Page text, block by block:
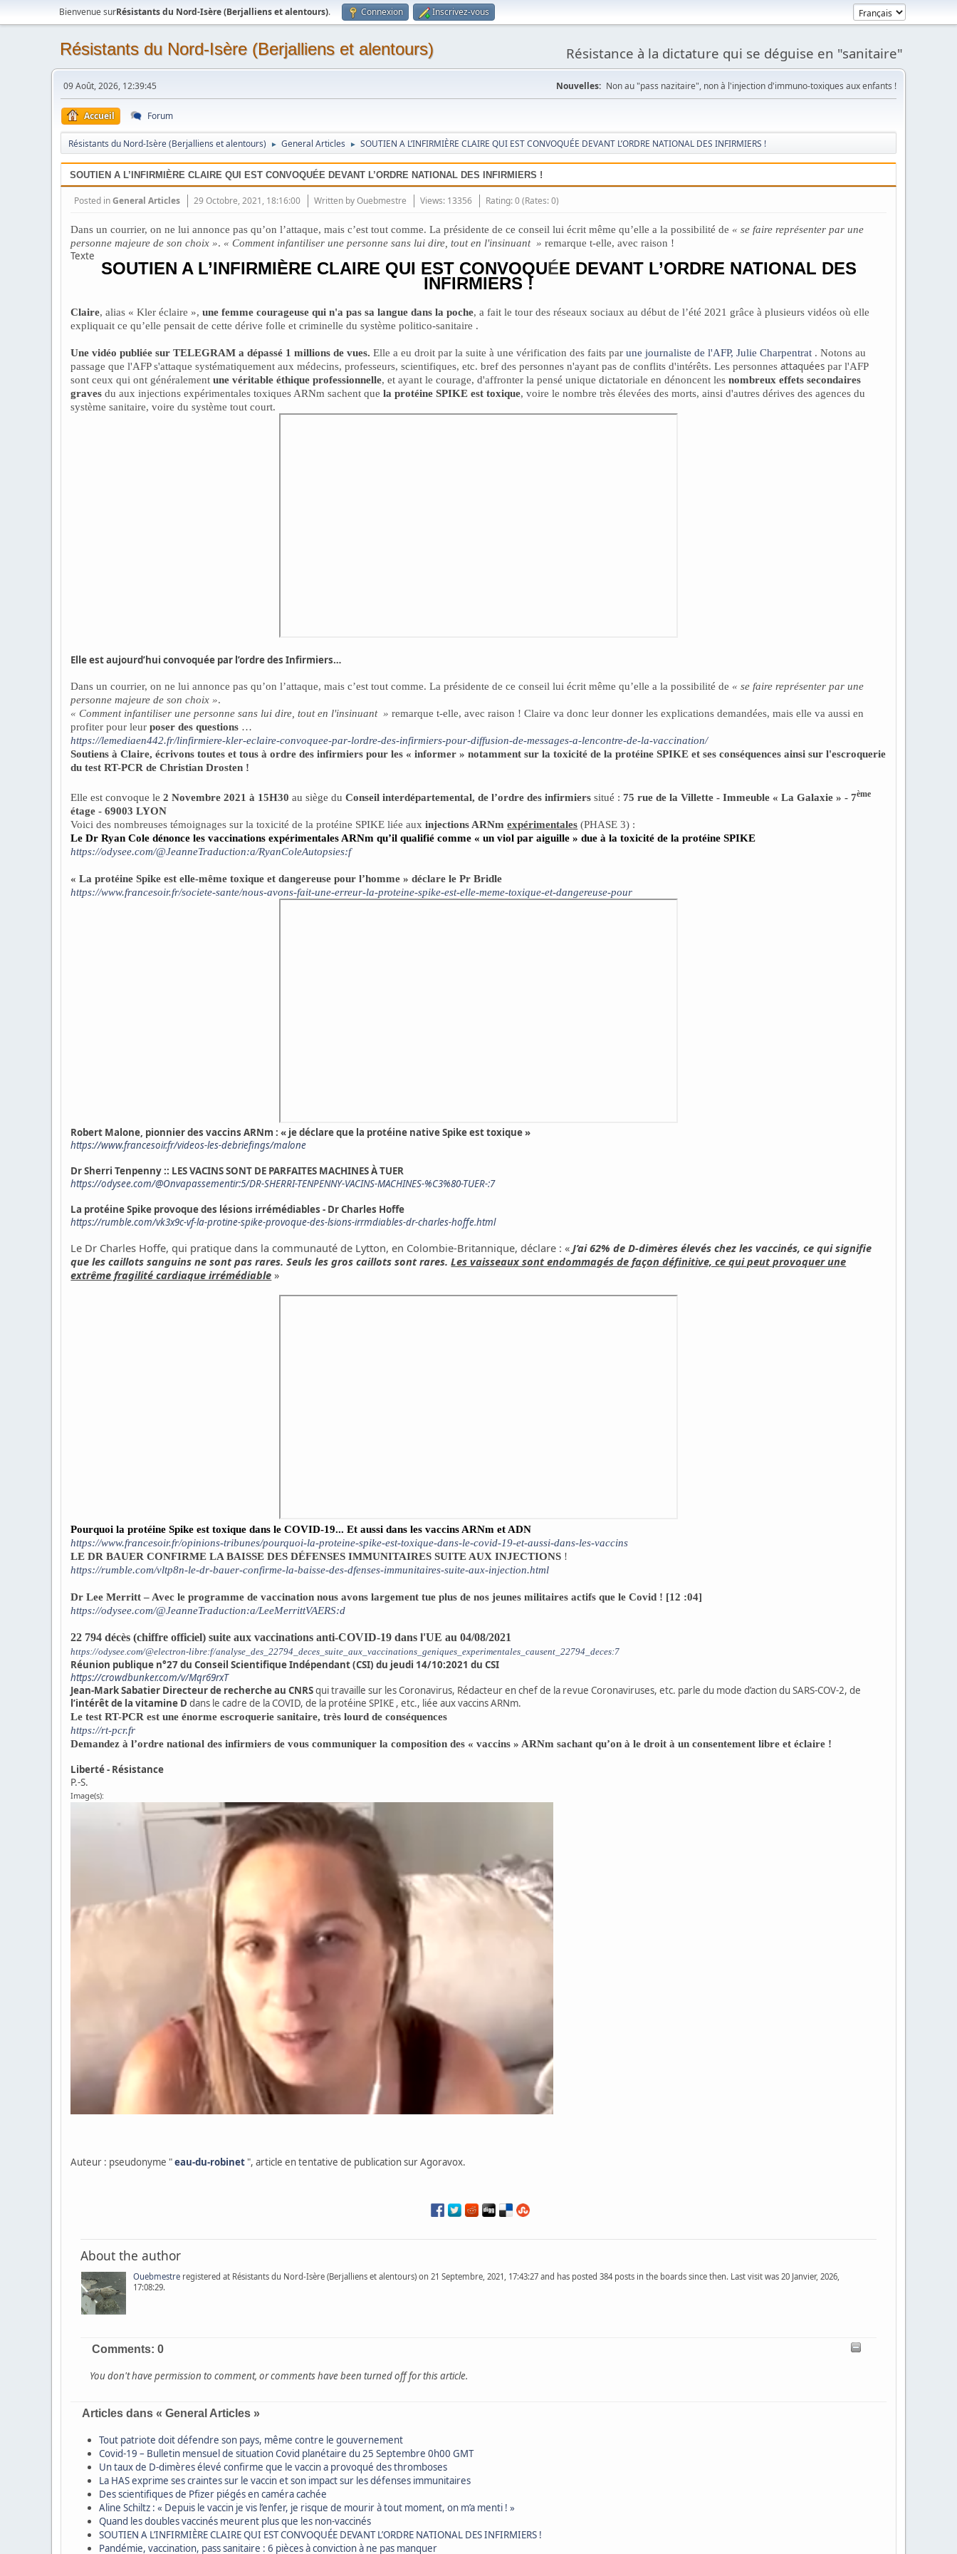
Bienvenue surRésistants du Nord-Isère (Berjalliens et alentours). Connexion Inscrivez-vous
Résistants du Nord-Isère (Berjalliens et alentours) Résistance à la dictature qui se déguise en "sanitaire"
09 Août, 2026, 12:39:45 Nouvelles: Non au "pass nazitaire", non à l'injection d'immuno-toxiques aux enfants !
Accueil Forum
Résistants du Nord-Isère (Berjalliens et alentours) ► General Articles ► SOUTIEN A L’INFIRMIÈRE CLAIRE QUI EST CONVOQUÉE DEVANT L’ORDRE NATIONAL DES INFIRMIERS !
SOUTIEN A L’INFIRMIÈRE CLAIRE QUI EST CONVOQUÉE DEVANT L’ORDRE NATIONAL DES INFIRMIERS !
Posted inGeneral Articles 29 Octobre, 2021, 18:16:00 Written byOuebmestre Views: 13356 Rating: 0 (Rates: 0)
Dans un courrier, on ne lui annonce pas qu’on l’attaque, mais c’est tout comme. La présidente de ce conseil lui écrit même qu’elle a la possibilité de « se faire représenter par une
personne majeure de son choix ». « Comment infantiliser une personne sans lui dire, tout en l'insinuant » remarque t-elle, avec raison !
Texte
SOUTIEN A L’INFIRMIÈRE CLAIRE QUI EST CONVOQUÉE DEVANT L’ORDRE NATIONAL DES
INFIRMIERS !
Claire, alias « Kler éclaire »,une femme courageuse qui n'a pas sa langue dans la poche, a fait le tour des réseaux sociaux au début de l’été 2021 grâce à plusieurs vidéos où elle
expliquait ce qu’elle pensait de cette dérive folle et criminelle du système politico-sanitaire .
Une vidéo publiée sur TELEGRAM a dépassé 1 millions de vues. Elle a eu droit par la suite à une vérification des faits parune journaliste de l'AFP, Julie Charpentrat . Notons au
passage que l'AFP s'attaque systématiquement aux médecins, professeurs, scientifiques, etc. bref des personnes n'ayant pas de conflits d'intérêts. Les personnesattaquées par l'AFP
sont ceux qui ont généralementune véritable éthique professionnelle, et ayant le courage, d'affronter la pensé unique dictatoriale en dénoncent lesnombreux effets secondaires
graves du aux injections expérimentales toxiques ARNm sachent quela protéine SPIKE est toxique, voire le nombre très élevées des morts, ainsi d'autres dérives des agences du
système sanitaire, voire du système tout court.
Elle est aujourd’hui convoquée par l’ordre des Infirmiers…
Dans un courrier, on ne lui annonce pas qu’on l’attaque, mais c’est tout comme. La présidente de ce conseil lui écrit même qu’elle a la possibilité de « se faire représenter par une
personne majeure de son choix ».
« Comment infantiliser une personne sans lui dire, tout en l'insinuant » remarque t-elle, avec raison ! Claire va donc leur donner les explications demandées, mais elle va aussi en
profiter pour leurposer des questions …
https://lemediaen442.fr/linfirmiere-kler-eclaire-convoquee-par-lordre-des-infirmiers-pour-diffusion-de-messages-a-lencontre-de-la-vaccination/
Soutiens à Claire, écrivons toutes et tous à ordre des infirmiers pour les « informer » notamment sur la toxicité de la protéine SPIKE et ses conséquences ainsi sur l'escroquerie
du test RT-PCR de Christian Drosten !
Elle est convoque le2 Novembre 2021 à 15H30 au siège duConseil interdépartemental, de l’ordre des infirmiers situé : 75 rue de la Villette - Immeuble « La Galaxie » - 7ème
étage - 69003 LYON
Voici des nombreuses témoignages sur la toxicité de la protéine SPIKE liée auxinjections ARNm expérimentales (PHASE 3) :
Le Dr Ryan Cole dénonce les vaccinations expérimentales ARNm qu’il qualifié comme « un viol par aiguille » due à la toxicité de la protéine SPIKE
https://odysee.com/@JeanneTraduction:a/RyanColeAutopsies:f
« La protéine Spike est elle-même toxique et dangereuse pour l’homme » déclare le Pr Bridle
https://www.francesoir.fr/societe-sante/nous-avons-fait-une-erreur-la-proteine-spike-est-elle-meme-toxique-et-dangereuse-pour
Robert Malone, pionnier des vaccins ARNm : « je déclare que la protéine native Spike est toxique »
https://www.francesoir.fr/videos-les-debriefings/malone
Dr Sherri Tenpenny :: LES VACINS SONT DE PARFAITES MACHINES À TUER
https://odysee.com/@Onvapassementir:5/DR-SHERRI-TENPENNY-VACINS-MACHINES-%C3%80-TUER-:7
La protéine Spike provoque des lésions irrémédiables - Dr Charles Hoffe
https://rumble.com/vk3x9c-vf-la-protine-spike-provoque-des-lsions-irrmdiables-dr-charles-hoffe.html
Le Dr Charles Hoffe, qui pratique dans la communauté de Lytton, en Colombie-Britannique, déclare : «J’ai 62% de D-dimères élevés chez les vaccinés, ce qui signifie
que les caillots sanguins ne sont pas rares. Seuls les gros caillots sont rares.Les vaisseaux sont endommagés de façon définitive, ce qui peut provoquer une
extrême fragilité cardiaque irrémédiable »
Pourquoi la protéine Spike est toxique dans le COVID-19... Et aussi dans les vaccins ARNm et ADN
https://www.francesoir.fr/opinions-tribunes/pourquoi-la-proteine-spike-est-toxique-dans-le-covid-19-et-aussi-dans-les-vaccins
LE DR BAUER CONFIRME LA BAISSE DES DÉFENSES IMMUNITAIRES SUITE AUX INJECTIONS !
https://rumble.com/vltp8n-le-dr-bauer-confirme-la-baisse-des-dfenses-immunitaires-suite-aux-injection.html
Dr Lee Merritt – Avec le programme de vaccination nous avons largement tue plus de nos jeunes militaires actifs que le Covid ! [12 :04]
https://odysee.com/@JeanneTraduction:a/LeeMerrittVAERS:d
22 794 décès (chiffre officiel) suite aux vaccinations anti-COVID-19 dans l'UE au 04/08/2021
https://odysee.com/@electron-libre:f/analyse_des_22794_deces_suite_aux_vaccinations_geniques_experimentales_causent_22794_deces:7
Réunion publique n°27 du Conseil Scientifique Indépendant (CSI) du jeudi 14/10:2021 du CSI
https://crowdbunker.com/v/Mqr69rxT
Jean-Mark Sabatier Directeur de recherche au CNRSqui travaille sur les Coronavirus, Rédacteur en chef de la revue Coronaviruses, etc. parle du mode d’action du SARS-COV-2, de
l’intérêt de la vitamine D dans le cadre de la COVID, de la protéine SPIKE , etc., liée aux vaccins ARNm.
Le test RT-PCR est une énorme escroquerie sanitaire, très lourd de conséquences
https://rt-pcr.fr
Demandez à l’ordre national des infirmiers de vous communiquer la composition des « vaccins » ARNm sachant qu’on à le droit à un consentement libre et éclaire !
Liberté - Résistance
P.-S.
Image(s):
Auteur : pseudonyme "eau-du-robinet ", article en tentative de publication sur Agoravox.
About the author
Ouebmestreregistered at Résistants du Nord-Isère (Berjalliens et alentours) on 21 Septembre, 2021, 17:43:27 and has posted 384 posts in the boards since then. Last visit was 20 Janvier, 2026,
17:08:29.
Comments: 0
You don't have permission to comment, or comments have been turned off for this article.
Articles dans « General Articles »
Tout patriote doit défendre son pays, même contre le gouvernement
Covid-19 – Bulletin mensuel de situation Covid planétaire du 25 Septembre 0h00 GMT
Un taux de D-dimères élevé confirme que le vaccin a provoqué des thromboses
La HAS exprime ses craintes sur le vaccin et son impact sur les défenses immunitaires
Des scientifiques de Pfizer piégés en caméra cachée
Aline Schiltz : « Depuis le vaccin je vis l’enfer, je risque de mourir à tout moment, on m’a menti ! »
Quand les doubles vaccinés meurent plus que les non-vaccinés
SOUTIEN A L’INFIRMIÈRE CLAIRE QUI EST CONVOQUÉE DEVANT L’ORDRE NATIONAL DES INFIRMIERS !
Pandémie, vaccination, pass sanitaire : 6 pièces à conviction à ne pas manquer